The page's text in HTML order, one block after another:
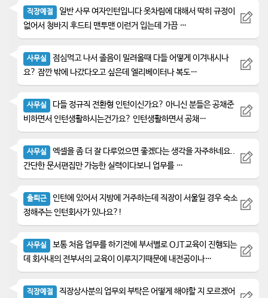
직장예절
일반 사무 여자인턴입니다 옷차림에 대해서 딱히 규정이
없어서 청바지 후드티 맨투맨 이런거 입는데 가끔 …
사무실
점심먹고 나서 졸음이 밀려올때 다들 어떻게 이겨내시나
요? 잠깐 밖에 나갔다오고 싶은데 엘리베이터나 복도…
사무실
다들 정규직 전환형 인턴이신가요? 아니신 분들은 공채준
비하면서 인턴생활하시는건가요? 인턴생활하면서 공채…
사무실
엑셀을 좀 더 잘 다루었으면 좋겠다는 생각을 자주하네요..
간단한 문서편집만 가능한 실력이다보니 업무를 …
출퇴근
인턴에 있어서 지방에 거주하는데 직장이 서울일 경우 숙소
정해주는 인턴회사가 있나요?!
사무실
보통 처음 업무를 하기전에 부서별로 OJT교육이 진행되는
데 회사내의 전부서의 교육이 이루지기때문에 내전공이나…
직장예절
직장상사분의 업무외 부탁은 어떻게 해야할 지 모르겠어